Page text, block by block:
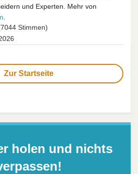
und Experten. Mehr von
Stimmen)
Zur Startseite
holen und nichts